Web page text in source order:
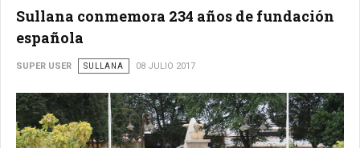
Sullana conmemora 234 años de fundación
española
SUPER USER SULLANA 08 JULIO 2017